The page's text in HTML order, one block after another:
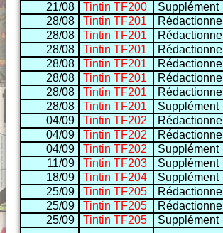
21/08
Tintin TF200 Supplément
28/08
Tintin TF201 Rédactionnel
28/08
Tintin TF201 Rédactionnel
28/08
Tintin TF201 Rédactionnel
28/08
Tintin TF201 Rédactionnel
28/08
Tintin TF201 Rédactionnel
28/08
Tintin TF201 Rédactionnel
28/08
Tintin TF201 Supplément
04/09
Tintin TF202 Rédactionnel
04/09
Tintin TF202 Rédactionnel
04/09
Tintin TF202 Supplément
11/09
Tintin TF203 Supplément
18/09
Tintin TF204 Supplément
25/09
Tintin TF205 Rédactionnel
25/09
Tintin TF205 Rédactionnel
25/09
Tintin TF205 Supplément